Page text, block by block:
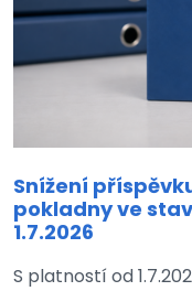
Snížení
pokladny ve
1.7.2026
S platností od